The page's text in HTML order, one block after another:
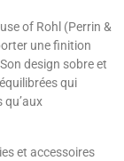
of Rohl (Perrin &
une finition
design sobre et
qui
qu’aux
et accessoires